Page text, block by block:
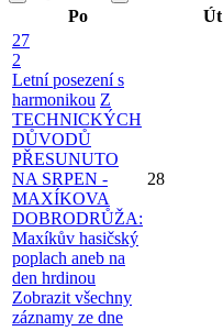
Po
Út
27
2
Letní posezení s
harmonikou Z
TECHNICKÝCH
DŮVODŮ
PŘESUNUTO
NA SRPEN -
MAXÍKOVA
DOBRODRŮŽA:
Maxíkův hasičský
poplach aneb na
den hrdinou
Zobrazit všechny
záznamy ze dne
28